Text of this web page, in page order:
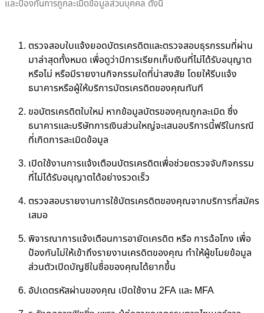
และป้องกันการถูกละเมิดข้อมูลส่วนบุคคล ดังนี้
ตรวจสอบใบแจ้งยอดบัตรเครดิตและตรวจสอบธุรกรรมที่ผ่าน
มาล่าสุดทั้งหมด เพื่อดูว่ามีการเรียกเก็บเงินที่ไม่ได้รับอนุญาต
หรือไม่ หรือมีรายงานกิจกรรมใดที่น่าสงสัย โดยให้รีบแจ้ง
ธนาคารหรือผู้ให้บริการบัตรเครดิตของคุณทันที
ขอบัตรเครดิตใบใหม่ หากข้อมูลบัตรของคุณถูกละเมิด ซึ่ง
ธนาคารและบริษัทการเงินส่วนใหญ่จะเสนอบริการนี้ฟรีในกรณี
ที่เกิดการละเมิดข้อมูล
เปิดใช้งานการแจ้งเตือนบัตรเครดิตเพื่อช่วยตรวจจับกิจกรรม
ที่ไม่ได้รับอนุญาตได้อย่างรวดเร็ว
ตรวจสอบรายงานการใช้บัตรเครดิตของคุณจากบริการที่สมัคร
เสมอ
พิจารณาการแจ้งเตือนการอายัดเครดิต หรือ การฉ้อโกง เพื่อ
ป้องกันไม่ให้เข้าถึงรายงานเครดิตของคุณ ทำให้ผู้ขโมยข้อมูล
ส่วนตัวเปิดบัญชีในชื่อของคุณได้ยากขึ้น
อัปเดตรหัสผ่านของคุณ เปิดใช้งาน 2FA และ MFA